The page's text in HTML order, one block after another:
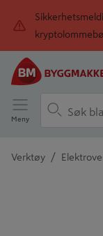
Meny
Verktøy /